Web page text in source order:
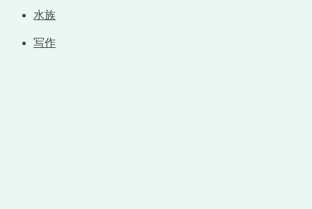
水族
写作